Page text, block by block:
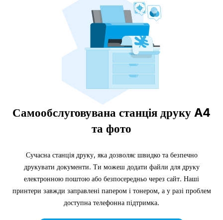
Самообслуговувана станція друку A4
та фото
Сучасна станція друку, яка дозволяє швидко та безпечно
друкувати документи. Ти можеш додати файли для друку
електронною поштою або безпосередньо через сайт. Наші
принтери завжди заправлені папером і тонером, а у разі проблем
доступна телефонна підтримка.